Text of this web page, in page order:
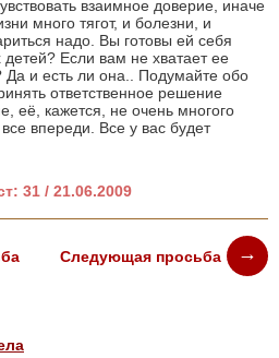
взаимное доверие, иначе
много тягот, и болезни, и
надо. Вы готовы ей себя
Если вам не хватает ее
Да и есть ли она.. Подумайте обо
ответственное решение
её, кажется, не очень многого
впереди. Все у вас будет
31 / 21.06.2009
Следующая просьба